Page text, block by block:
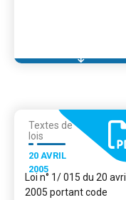
Textes de
lois
20 AVRIL
2005
Loi n° 1/ 015 du 20 avril
2005 portant code